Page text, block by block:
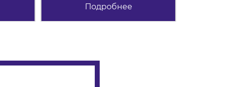
Подробнее